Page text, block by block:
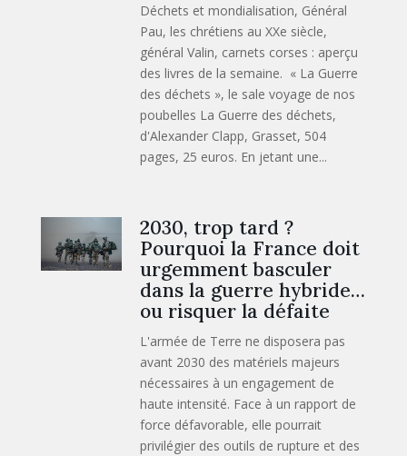
Déchets et mondialisation, Général
Pau, les chrétiens au XXe siècle,
général Valin, carnets corses : aperçu
des livres de la semaine. « La Guerre
des déchets », le sale voyage de nos
poubelles La Guerre des déchets,
d'Alexander Clapp, Grasset, 504
pages, 25 euros. En jetant une...
2030, trop tard ?
Pourquoi la France doit
urgemment basculer
dans la guerre hybride…
ou risquer la défaite
L'armée de Terre ne disposera pas
avant 2030 des matériels majeurs
nécessaires à un engagement de
haute intensité. Face à un rapport de
force défavorable, elle pourrait
privilégier des outils de rupture et des